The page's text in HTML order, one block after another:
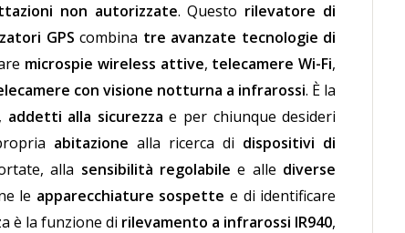
non autorizzate. Questo rilevatore di
GPS combina tre avanzate tecnologie di
microspie wireless attive, telecamere Wi-Fi,
con visione notturna a infrarossi. È la
, addetti alla sicurezza e per chiunque desideri
abitazione alla ricerca di dispositivi di
alla sensibilità regolabile e alle diverse
le apparecchiature sospette e di identificare
è la funzione di rilevamento a infrarossi IR940,